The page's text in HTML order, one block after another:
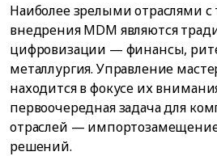
Наиболее зрелыми отраслями с
внедрения MDM являются
цифровизации — финансы,
металлургия. Управление
находится в фокусе их
первоочередная задача для
отраслей —
решений.